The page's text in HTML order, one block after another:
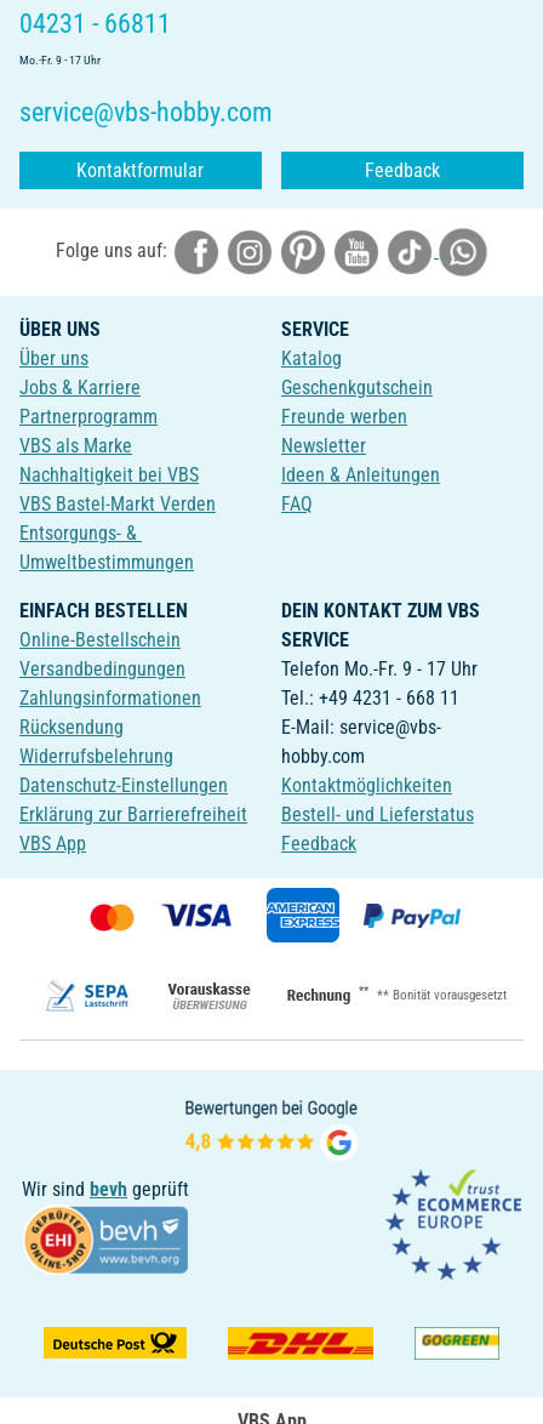
04231 - 66811
Mo.-Fr. 9 - 17 Uhr
service@vbs-hobby.com
Kontaktformular Feedback
Folge uns auf:
ÜBER UNS
Über uns
Jobs & Karriere
Partnerprogramm
VBS als Marke
Nachhaltigkeit bei VBS
VBS Bastel-Markt Verden
Entsorgungs- &
Umweltbestimmungen
SERVICE
Katalog
Geschenkgutschein
Freunde werben
Newsletter
Ideen & Anleitungen
FAQ
EINFACH BESTELLEN
Online-Bestellschein
Versandbedingungen
Zahlungsinformationen
Rücksendung
Widerrufsbelehrung
Datenschutz-Einstellungen
Erklärung zur Barrierefreiheit
VBS App
DEIN KONTAKT ZUM VBS
SERVICE
Telefon Mo.-Fr. 9 - 17 Uhr
Tel.: +49 4231 - 668 11
E-Mail: service@vbs-
hobby.com
Kontaktmöglichkeiten
Bestell- und Lieferstatus
Feedback
** ** Bonität vorausgesetzt
Wir sind bevh geprüft